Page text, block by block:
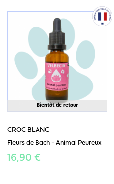
Bientôt de retour
CROC BLANC
Fleurs de Bach - Animal Peureux
16,90 €